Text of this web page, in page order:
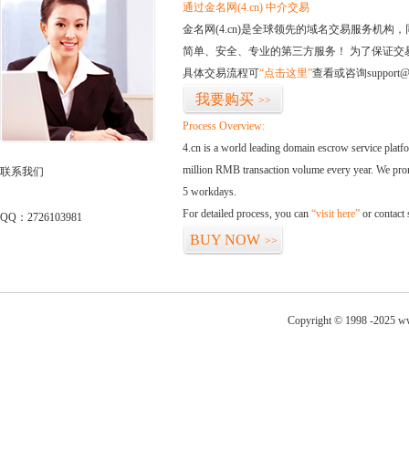
联系我们
QQ：2726103981
通过金名网(4.cn) 中介交易
金名网(4.cn)是全球领先的域名交易服务机构
简单、安全、专业的第三方服务！ 为了保证
具体交易流程可“点击这里”查看或咨询
我要购买 >>
Process Overview:
4.cn is a world leading domain escrow service
million RMB transaction volume every year. We
5 workdays.
For detailed process, you can “visit here” or contact
BUY NOW >>
Copyright © 1998 -2025